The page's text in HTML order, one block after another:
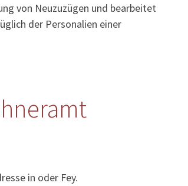
von Neuzuzügen und bearbeitet
der Personalien einer
in oder Fey.